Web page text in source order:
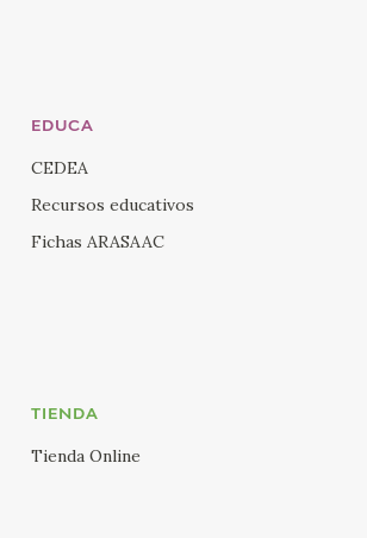
TIENDA
Tienda Online
EDUCA
CEDEA
Recursos educativos
Fichas ARASAAC